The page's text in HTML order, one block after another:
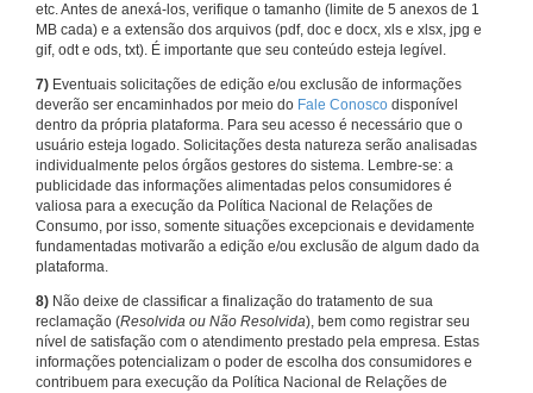
etc. Antes de anexá-los, verifique o tamanho (limite de 5 anexos de 1
MB cada) e a extensão dos arquivos (pdf, doc e docx, xls e xlsx, jpg e
gif, odt e ods, txt). É importante que seu conteúdo esteja legível.
7) Eventuais solicitações de edição e/ou exclusão de informações
deverão ser encaminhados por meio do Fale Conosco disponível
dentro da própria plataforma. Para seu acesso é necessário que o
usuário esteja logado. Solicitações desta natureza serão analisadas
individualmente pelos órgãos gestores do sistema. Lembre-se: a
publicidade das informações alimentadas pelos consumidores é
valiosa para a execução da Política Nacional de Relações de
Consumo, por isso, somente situações excepcionais e devidamente
fundamentadas motivarão a edição e/ou exclusão de algum dado da
plataforma.
8) Não deixe de classificar a finalização do tratamento de sua
reclamação (Resolvida ou Não Resolvida), bem como registrar seu
nível de satisfação com o atendimento prestado pela empresa. Estas
informações potencializam o poder de escolha dos consumidores e
contribuem para execução da Política Nacional de Relações de